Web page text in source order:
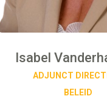
Isabel
ADJUNCT
BELEID